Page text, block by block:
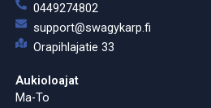
0449274802
support@swagykarp.fi
Orapihlajatie 33
Aukioloajat
Ma-To